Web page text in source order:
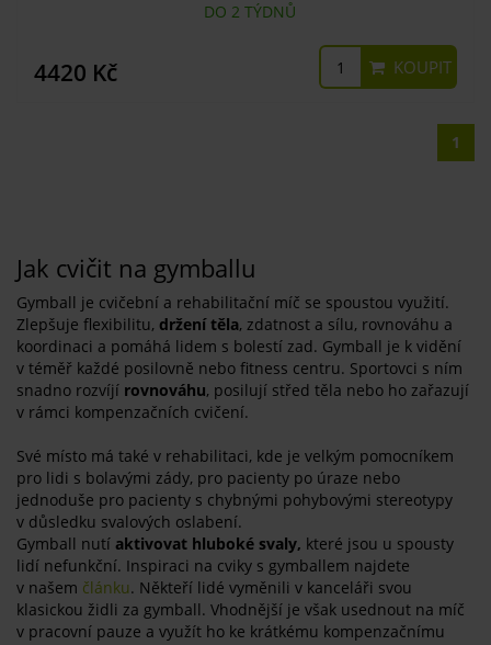
DO 2 TÝDNŮ
4420 Kč KOUPIT
1
Jak cvičit na gymballu
Gymball je cvičební a rehabilitační míč se spoustou využití.
Zlepšuje flexibilitu, držení těla, zdatnost a sílu, rovnováhu a
koordinaci a pomáhá lidem s bolestí zad. Gymball je k vidění
v téměř každé posilovně nebo fitness centru. Sportovci s ním
snadno rozvíjí rovnováhu, posilují střed těla nebo ho zařazují
v rámci kompenzačních cvičení.
Své místo má také v rehabilitaci, kde je velkým pomocníkem
pro lidi s bolavými zády, pro pacienty po úraze nebo
jednoduše pro pacienty s chybnými pohybovými stereotypy
v důsledku svalových oslabení.
Gymball nutí aktivovat hluboké svaly, které jsou u spousty
lidí nefunkční. Inspiraci na cviky s gymballem najdete
v našem článku. Někteří lidé vyměnili v kanceláři svou
klasickou židli za gymball. Vhodnější je však usednout na míč
v pracovní pauze a využít ho ke krátkému kompenzačnímu